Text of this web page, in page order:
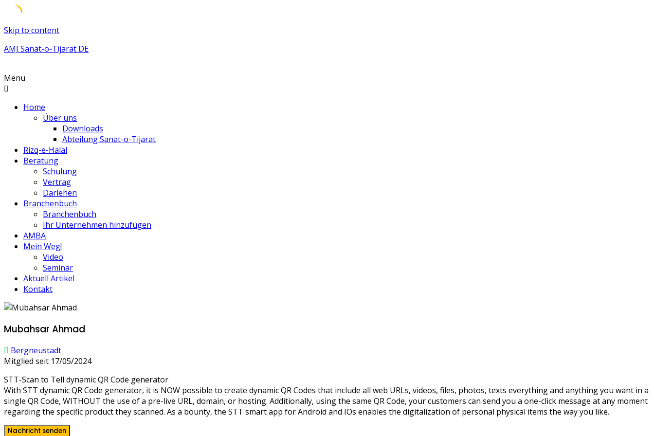
Skip to content
AMJ Sanat-o-Tijarat DE
Menu
Home
Über uns
Downloads
Abteilung Sanat-o-Tijarat
Rizq-e-Halal
Beratung
Schulung
Vertrag
Darlehen
Branchenbuch
Branchenbuch
Ihr Unternehmen hinzufügen
AMBA
Mein Weg!
Video
Seminar
Aktuell Artikel
Kontakt
Mubahsar Ahmad
Bergneustadt
Mitglied seit 17/05/2024
STT-Scan to Tell dynamic QR Code generator
With STT dynamic QR Code generator, it is NOW possible to create dynamic QR Codes that include all web URLs, videos, files, photos, texts everything and anything you want in a
single QR Code, WITHOUT the use of a pre-live URL, domain, or hosting. Additionally, using the same QR Code, your customers can send you a one-click message at any moment
regarding the specific product they scanned. As a bounty, the STT smart app for Android and IOs enables the digitalization of personal physical items the way you like.
Nachricht senden